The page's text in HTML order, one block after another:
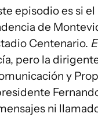
episodio es si
de
Centenario.
pero la
y
ni